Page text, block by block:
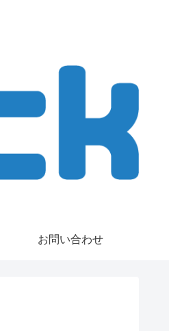
お問い合わせ